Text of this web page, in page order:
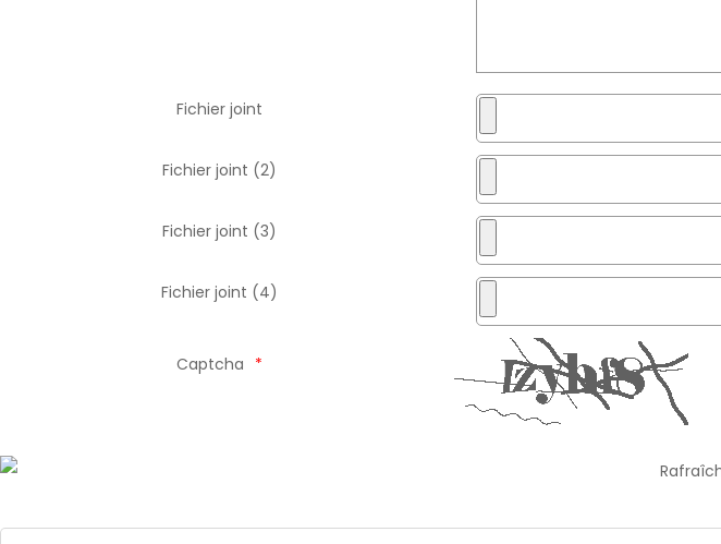
Fichier joint
Fichier joint (2)
Fichier joint (3)
Fichier joint (4)
Captcha